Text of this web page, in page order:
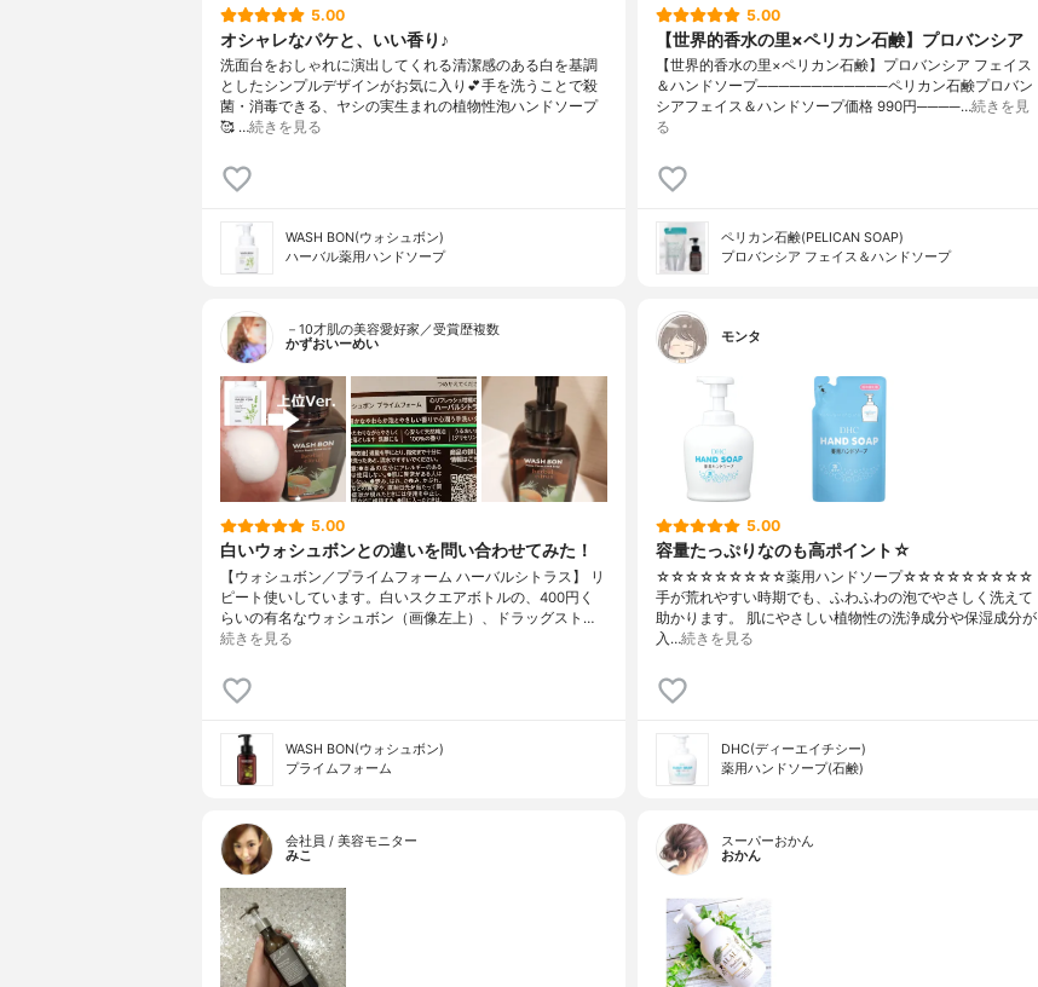
5.00
オシャレなパケと、いい香り♪
洗面台をおしゃれに演出してくれる清潔感のある白を基調
としたシンプルデザインがお気に入り💕手を洗うことで殺
菌・消毒できる、ヤシの実生まれの植物性泡ハンドソープ
🥰 …続きを見る
WASH BON(ウォシュボン)
ハーバル薬用ハンドソープ
5.00
【世界的香水の里×ペリカン石鹸】プロバンシア
【世界的香水の里×ペリカン石鹸】プロバンシア フェイス
＆ハンドソープ────────────ペリカン石鹸プロバン
シアフェイス＆ハンドソープ価格 990円────…続きを見
る
ペリカン石鹸(PELICAN SOAP)
プロバンシア フェイス＆ハンドソープ
－10才肌の美容愛好家／受賞歴複数
かずおいーめい
5.00
白いウォシュボンとの違いを問い合わせてみた！
【ウォシュボン／プライムフォーム ハーバルシトラス】 リ
ピート使いしています。白いスクエアボトルの、400円く
らいの有名なウォシュボン（画像左上）、ドラッグスト…
続きを見る
WASH BON(ウォシュボン)
プライムフォーム
モンタ
5.00
容量たっぷりなのも高ポイント☆
☆☆☆☆☆☆☆☆☆薬用ハンドソープ☆☆☆☆☆☆☆☆☆
手が荒れやすい時期でも、ふわふわの泡でやさしく洗えて
助かります。 肌にやさしい植物性の洗浄成分や保湿成分が
入…続きを見る
DHC(ディーエイチシー)
薬用ハンドソープ(石鹸)
会社員 / 美容モニター
みこ
スーパーおかん
おかん